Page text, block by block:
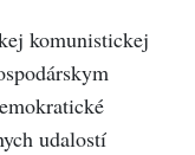
komunistickej
udalostí